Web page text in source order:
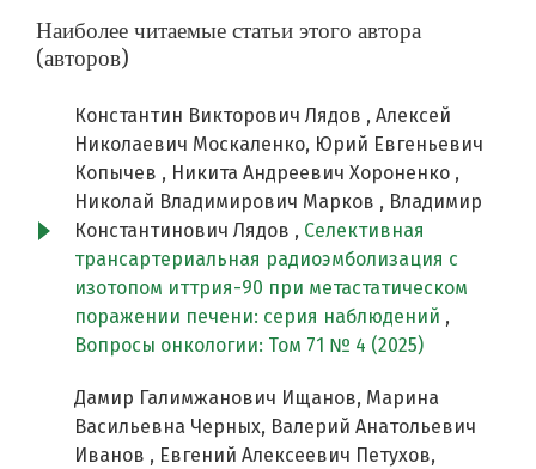
Наиболее читаемые статьи этого автора
(авторов)
Константин Викторович Лядов , Алексей
Николаевич Москаленко, Юрий Евгеньевич
Копычев , Никита Андреевич Хороненко ,
Николай Владимирович Марков , Владимир
Константинович Лядов , Селективная
трансартериальная радиоэмболизация с
изотопом иттрия-90 при метастатическом
поражении печени: серия наблюдений ,
Вопросы онкологии: Том 71 № 4 (2025)
Дамир Галимжанович Ищанов, Марина
Васильевна Черных, Валерий Анатольевич
Иванов , Евгений Алексеевич Петухов,